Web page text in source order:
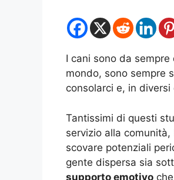
I cani sono da
mondo, sono sempre
consolarci e, in
Tantissimi di questi
servizio alla
scovare potenziali
gente dispersa sia
supporto emotivo